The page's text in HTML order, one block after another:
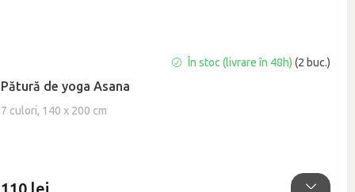
Pătură de yoga Asana
7 culori, 140 x 200 cm
a
produsului
stele.
În stoc (livrare în 48h)(2 buc.)